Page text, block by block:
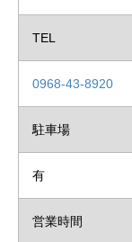
TEL
0968-43-8920
駐車場
有
営業時間